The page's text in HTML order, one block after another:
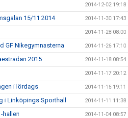
2014-12-02 19:18
15/11 2014 2014-11-30 17:43
2014-11-28 08:00
GF Nikegymnasterna 2014-11-26 17:10
2015 2014-11-18 08:54
2014-11-17 20:12
i lördags 2014-11-16 19:11
i Linköpings Sporthall 2014-11-11 11:38
hallen 2014-11-04 08:57